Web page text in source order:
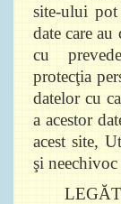
site-ului
date care
cu
protecţia
datelor cu
a acestor
acest site,
şi neechivoc